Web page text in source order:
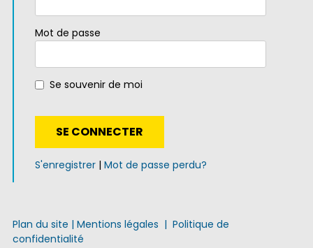
Mot de passe
Se souvenir de moi
S'enregistrer| Mot de passe perdu?
Plan du site | Mentions légales | Politique de
confidentialité